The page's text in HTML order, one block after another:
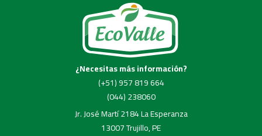
¿Necesitas más información?
(+51) 957 819 664
(044) 238060
Jr. José Martí 2184 La Esperanza
13007 Trujillo, PE